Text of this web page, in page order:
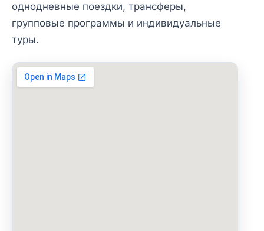
однодневные поездки, трансферы,
групповые программы и индивидуальные
туры.